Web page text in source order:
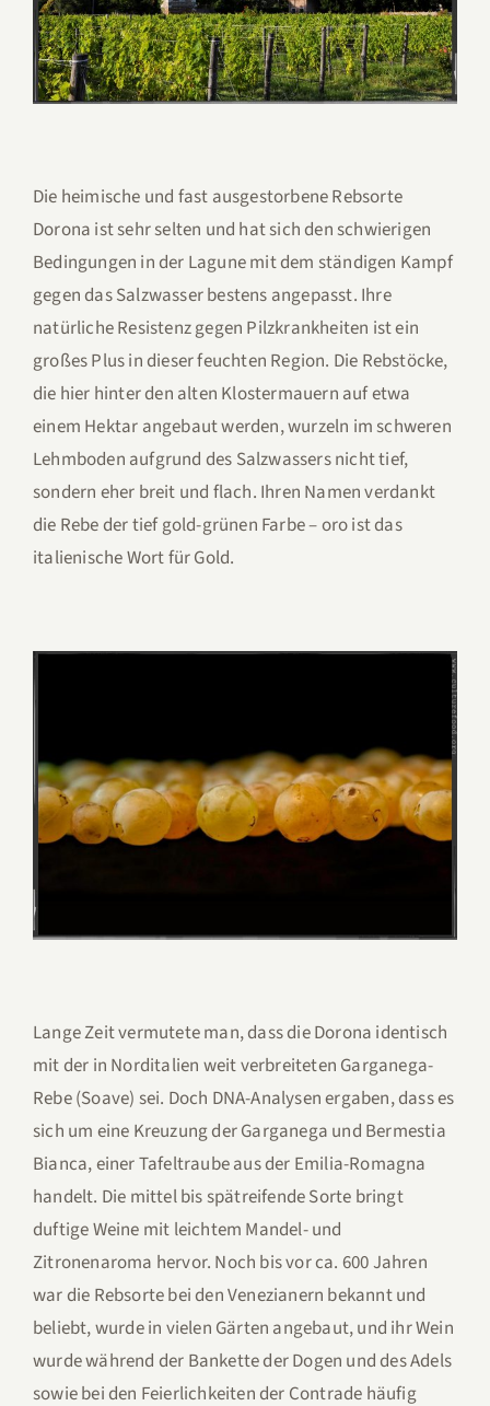
Die heimische und fast ausgestorbene Rebsorte
Dorona ist sehr selten und hat sich den schwierigen
Bedingungen in der Lagune mit dem ständigen Kampf
gegen das Salzwasser bestens angepasst. Ihre
natürliche Resistenz gegen Pilzkrankheiten ist ein
großes Plus in dieser feuchten Region. Die Rebstöcke,
die hier hinter den alten Klostermauern auf etwa
einem Hektar angebaut werden, wurzeln im schweren
Lehmboden aufgrund des Salzwassers nicht tief,
sondern eher breit und flach. Ihren Namen verdankt
die Rebe der tief gold-grünen Farbe – oro ist das
italienische Wort für Gold.
Lange Zeit vermutete man, dass die Dorona identisch
mit der in Norditalien weit verbreiteten Garganega-
Rebe (Soave) sei. Doch DNA-Analysen ergaben, dass es
sich um eine Kreuzung der Garganega und Bermestia
Bianca, einer Tafeltraube aus der Emilia-Romagna
handelt. Die mittel bis spätreifende Sorte bringt
duftige Weine mit leichtem Mandel- und
Zitronenaroma hervor. Noch bis vor ca. 600 Jahren
war die Rebsorte bei den Venezianern bekannt und
beliebt, wurde in vielen Gärten angebaut, und ihr Wein
wurde während der Bankette der Dogen und des Adels
sowie bei den Feierlichkeiten der Contrade häufig